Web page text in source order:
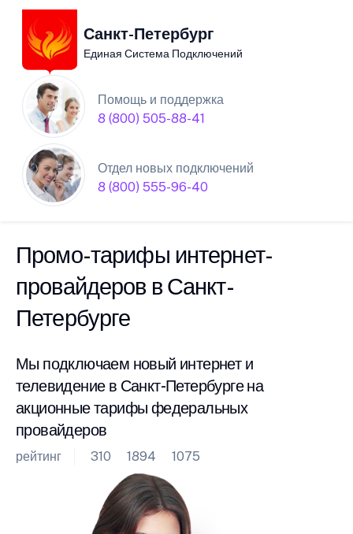
Санкт-Петербург
Единая Система Подключений
Помощь и поддержка
8 (800) 505-88-41
Отдел новых подключений
8 (800) 555-96-40
Единая Система
Подключений нового
интернета в Санкт-
Петербурге
Промо-тарифы интернет-
провайдеров в Санкт-
Петербурге
Мы подключаем новый интернет и
телевидение в Санкт-Петербурге на
акционные тарифы федеральных
провайдеров
рейтинг 310 1894 1075